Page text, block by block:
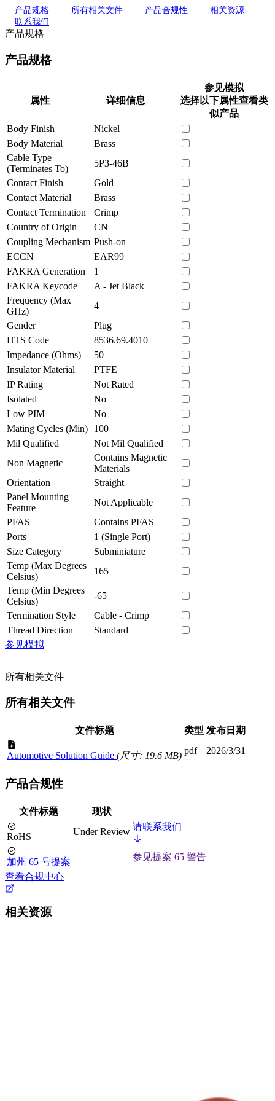
产品规格 所有相关文件 产品合规性
相关资源
联系我们
产品规格
产品规格
属性 详细信息
参见模拟
选择以下属性查看类
似产品
Body Finish
Nickel
Body Material
Brass
Cable Type
(Terminates To)
5P3-46B
Contact Finish
Gold
Contact Material
Brass
Contact Termination
Crimp
Country of Origin
CN
Coupling Mechanism Push-on
ECCN
EAR99
FAKRA Generation
1
FAKRA Keycode
A - Jet Black
Frequency (Max
GHz)
4
Gender
Plug
HTS Code
8536.69.4010
Impedance (Ohms)
50
Insulator Material
PTFE
IP Rating
Not Rated
Isolated
No
Low PIM
No
Mating Cycles (Min)
100
Mil Qualified
Not Mil Qualified
Non Magnetic
Contains Magnetic
Materials
Orientation
Straight
Panel Mounting
Feature
Not Applicable
PFAS
Contains PFAS
Ports
1 (Single Port)
Size Category
Subminiature
Temp (Max Degrees
Celsius)
165
Temp (Min Degrees
Celsius)
-65
Termination Style
Cable - Crimp
Thread Direction
Standard
参见模拟
所有相关文件
所有相关文件
文件标题 类型 发布日期
Automotive Solution Guide (尺寸: 19.6 MB) pdf 2026/3/31
产品合规性
文件标题 现状
RoHS Under Review 请联系我们
加州 65 号提案
参见提案 65 警告
查看合规中心
相关资源